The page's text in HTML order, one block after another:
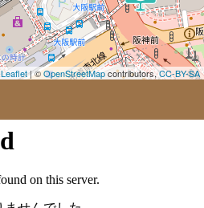
Leaflet| ©OpenStreetMapcontributors,CC-BY-SA